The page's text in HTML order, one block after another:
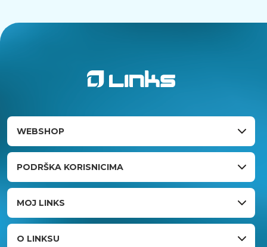
WEBSHOP
PODRŠKA KORISNICIMA
MOJ LINKS
O LINKSU